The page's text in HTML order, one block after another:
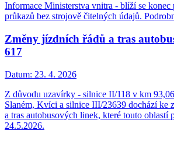
Informace Ministerstva vnitra - blíží se konec
průkazů bez strojově čitelných údajů.
Změny jízdních řádů a tras
617
Datum: 23. 4. 2026
Z důvodu uzavírky - silnice II/118 v km
Slaném, Kvíci a silnice III/23639 dochází ke
a tras autobusových linek, které touto oblastí
24.5.2026.